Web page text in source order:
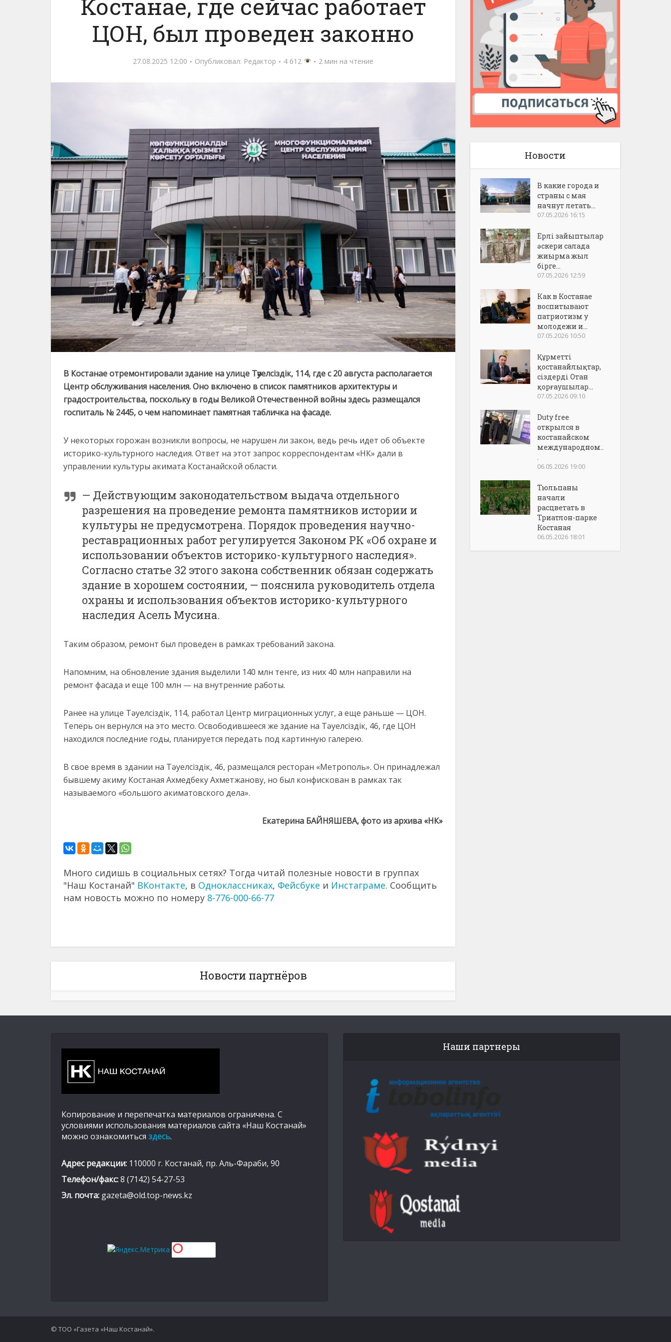
Костанае, где сейчас работает
ЦОН, был проведен законно
27.08.2025 12:00 Опубликовал: Редактор 4 612 2 мин на чтение
В Костанае отремонтировали здание на улице Тәуелсіздік, 114, где с 20 августа располагается
Центр обслуживания населения. Оно включено в список памятников архитектуры и
градостроительства, поскольку в годы Великой Отечественной войны здесь размещался
госпиталь № 2445, о чем напоминает памятная табличка на фасаде.
У некоторых горожан возникли вопросы, не нарушен ли закон, ведь речь идет об объекте
историко-культурного наследия. Ответ на этот запрос корреспондентам «НК» дали в
управлении культуры акимата Костанайской области.
— Действующим законодательством выдача отдельного
разрешения на проведение ремонта памятников истории и
культуры не предусмотрена. Порядок проведения научно-
реставрационных работ регулируется Законом РК «Об охране и
использовании объектов историко-культурного наследия».
Согласно статье 32 этого закона собственник обязан содержать
здание в хорошем состоянии, — пояснила руководитель отдела
охраны и использования объектов историко-культурного
наследия Асель Мусина.
Таким образом, ремонт был проведен в рамках требований закона.
Напомним, на обновление здания выделили 140 млн тенге, из них 40 млн направили на
ремонт фасада и еще 100 млн — на внутренние работы.
Ранее на улице Тәуелсіздік, 114, работал Центр миграционных услуг, а еще раньше — ЦОН.
Теперь он вернулся на это место. Освободившееся же здание на Тәуелсіздік, 46, где ЦОН
находился последние годы, планируется передать под картинную галерею.
В свое время в здании на Тәуелсіздік, 46, размещался ресторан «Метрополь». Он принадлежал
бывшему акиму Костаная Ахмедбеку Ахметжанову, но был конфискован в рамках так
называемого «большого акиматовского дела».
Екатерина БАЙНЯШЕВА, фото из архива «НК»
Много сидишь в социальных сетях? Тогда читай полезные новости в группах
"Наш Костанай" ВКонтакте, в Одноклассниках, Фейсбуке и Инстаграме. Сообщить
нам новость можно по номеру 8-776-000-66-77
Новости партнёров
Новости
В какие города и
страны с мая
начнут летать...
07.05.2026 16:15
Ерлі зайыптылар
әскери салада
жиырма жыл
бірге...
07.05.2026 12:59
Как в Костанае
воспитывают
патриотизм у
молодежи и...
07.05.2026 10:50
Құрметті
қостанайлықтар,
сіздерді Отан
қорғаушылар...
07.05.2026 09:10
Duty free
открылся в
костанайском
международном..
.
06.05.2026 19:00
Тюльпаны
начали
расцветать в
Триатлон-парке
Костаная
06.05.2026 18:01
Копирование и перепечатка материалов ограничена. С
условиями использования материалов сайта «Наш Костанай»
можно ознакомиться здесь.
Адрес редакции: 110000 г. Костанай, пр. Аль-Фараби, 90
Телефон/факс:8 (7142) 54-27-53
Эл. почта: gazeta@old.top-news.kz
Наши партнеры
© ТОО «Газета «Наш Костанай».